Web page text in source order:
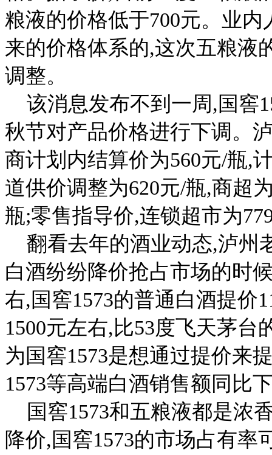
粮液的价格低于700元。业
来的价格体系的,这次五粮液
调整。
该消息发布不到一周,国窖
秋节对产品价格进行下调。
商计划内结算价为560元/瓶,
道供价调整为620元/瓶,商超
瓶;零售指导价,连锁超市为
翻看去年的酒业动态,泸州
白酒纷纷降价抢占市场的时
右,国窖1573的普通白酒提价
1500元左右,比53度飞天茅
为国窖1573是想通过提价来
1573等高端白酒销售额同比
国窖1573和五粮液都是浓
降价,国窖1573的市场占有